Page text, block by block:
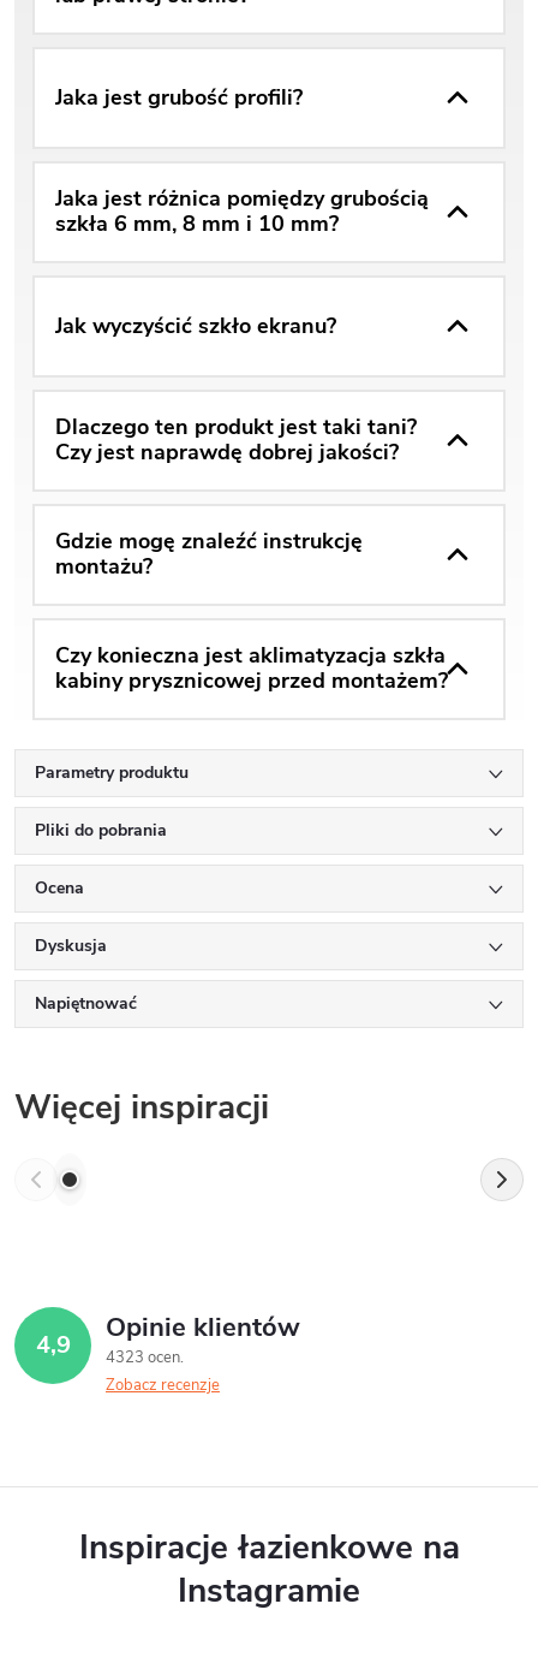
Jaka jest grubość profili?
Jaka jest różnica pomiędzy grubością
szkła 6 mm, 8 mm i 10 mm?
Jak wyczyścić szkło ekranu?
Dlaczego ten produkt jest taki tani?
Czy jest naprawdę dobrej jakości?
Gdzie mogę znaleźć instrukcję
montażu?
Czy konieczna jest aklimatyzacja szkła
kabiny prysznicowej przed montażem?
Parametry produktu
Pliki do pobrania
Ocena
Dyskusja
Napiętnować
Więcej inspiracji
4,9 Opinie klientów
4323 ocen
Zobacz recenzje
Inspiracje łazienkowe na
Instagramie